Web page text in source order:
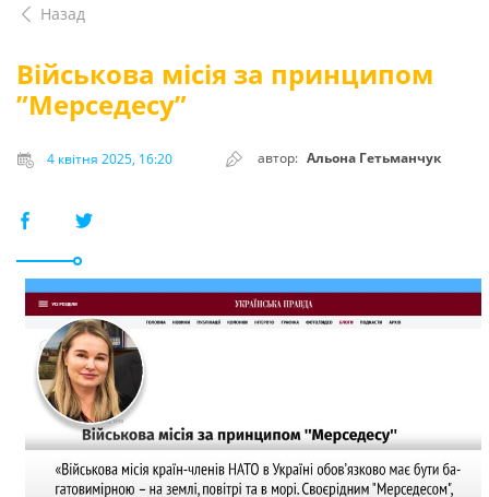
Назад
Військова місія за принципом
”Мерседесу”
4 квітня 2025, 16:20 автор: Альона Гетьманчук